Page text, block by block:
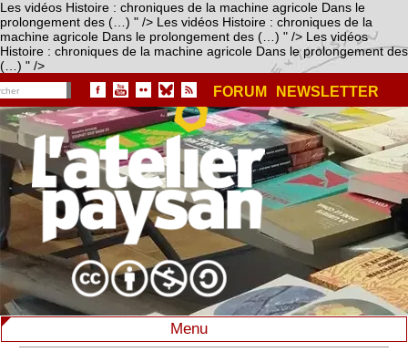
Les vidéos Histoire : chroniques de la machine agricole Dans le
prolongement des (…) " /> Les vidéos Histoire : chroniques de la
machine agricole Dans le prolongement des (…) " /> Les vidéos
Histoire : chroniques de la machine agricole Dans le prolongement des
(…) " />
FORUM NEWSLETTER
Menu